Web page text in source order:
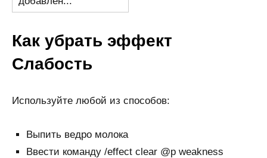
Как убрать эффект
Слабость
Используйте любой из способов:
Выпить ведро молока
Ввести команду /effect clear @p weakness